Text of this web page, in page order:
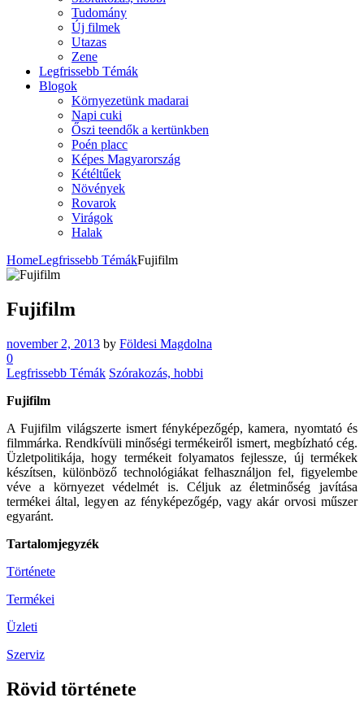
Tudomány
Új filmek
Utazas
Zene
Legfrissebb Témák
Blogok
Környezetünk madarai
Napi cuki
Őszi teendők a kertünkben
Poén placc
Képes Magyarország
Kétéltűek
Növények
Rovarok
Virágok
Halak
HomeLegfrissebb TémákFujifilm
Fujifilm
november 2, 2013 by Földesi Magdolna
0
Legfrissebb Témák Szórakozás, hobbi
Fujifilm
A Fujifilm világszerte ismert fényképezőgép, kamera, nyomtató és
filmmárka. Rendkívüli minőségi termékeiről ismert, megbízható cég.
Üzletpolitikája, hogy termékeit folyamatos fejlessze, új termékek
készítsen, különböző technológiákat felhasználjon fel, figyelembe
véve a környezet védelmét is. Céljuk az életminőség javítása
termékei által, legyen az fényképezőgép, vagy akár orvosi műszer
egyaránt.
Tartalomjegyzék
Története
Termékei
Üzleti
Szerviz
Rövid története